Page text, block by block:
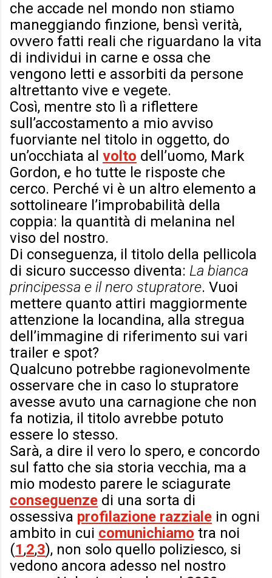
che accade nel mondo non stiamo
maneggiando finzione, bensì verità,
ovvero fatti reali che riguardano la vita
di individui in carne e ossa che
vengono letti e assorbiti da persone
altrettanto vive e vegete.
Così, mentre sto lì a riflettere
sull’accostamento a mio avviso
fuorviante nel titolo in oggetto, do
un’occhiata al volto dell’uomo, Mark
Gordon, e ho tutte le risposte che
cerco. Perché vi è un altro elemento a
sottolineare l’improbabilità della
coppia: la quantità di melanina nel
viso del nostro.
Di conseguenza, il titolo della pellicola
di sicuro successo diventa: La bianca
principessa e il nero stupratore. Vuoi
mettere quanto attiri maggiormente
attenzione la locandina, alla stregua
dell’immagine di riferimento sui vari
trailer e spot?
Qualcuno potrebbe ragionevolmente
osservare che in caso lo stupratore
avesse avuto una carnagione che non
fa notizia, il titolo avrebbe potuto
essere lo stesso.
Sarà, a dire il vero lo spero, e concordo
sul fatto che sia storia vecchia, ma a
mio modesto parere le sciagurate
conseguenze di una sorta di
ossessiva profilazione razziale in ogni
ambito in cui comunichiamo tra noi
(1,2,3), non solo quello poliziesco, si
vedono ancora adesso nel nostro